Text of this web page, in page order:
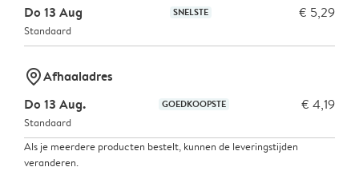
Do 13 Aug SNELSTE € 5,29
Standaard
marker-pinAfhaaladres
Do 13 Aug.
GOEDKOOPSTE € 4,19
Standaard
Als je meerdere producten bestelt, kunnen de leveringstijden
veranderen.